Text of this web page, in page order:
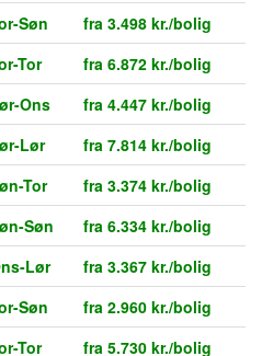
Søn
fra 3.498 kr./bolig
Tor
fra 6.872 kr./bolig
Ons
fra 4.447 kr./bolig
Lør
fra 7.814 kr./bolig
Tor
fra 3.374 kr./bolig
Søn
fra 6.334 kr./bolig
Lør
fra 3.367 kr./bolig
Søn
fra 2.960 kr./bolig
Tor
fra 5.730 kr./bolig